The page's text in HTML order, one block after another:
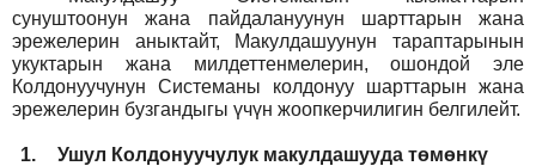
сунуштоонун жана пайдалануунун шарттарын жана
эрежелерин аныктайт, Макулдашуунун тараптарынын
укуктарын жана милдеттенмелерин, ошондой эле
Колдонуучунун Системаны колдонуу шарттарын жана
эрежелерин бузгандыгы үчүн жоопкерчилигин белгилейт.
1.
Ушул Колдонуучулук макулдашууда төмөнкү